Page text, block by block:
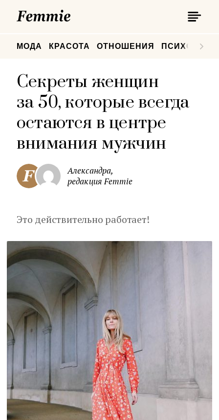
МОДА КРАСОТА ОТНОШЕНИЯ
Секреты женщин
за 50, которые всегда
остаются в центре
внимания мужчин
Александра,
редакция Femmie
Это действительно работает!